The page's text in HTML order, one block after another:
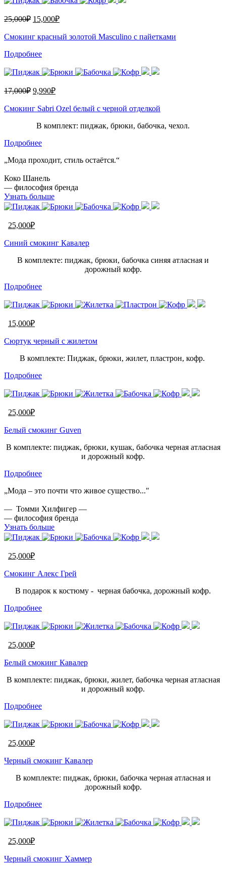
25,000₽ 15,000₽
Смокинг красный золотой Masculino с пайетками
Подробнее
17,000₽ 9,990₽
Смокинг Sabri Ozel белый с черной отделкой
В комплект: пиджак, брюки, бабочка, чехол.
Подробнее
„Мода проходит, стиль остаётся.“
Коко Шанель
— философия бренда
Узнать больше
25,000₽
Синий смокинг Кавалер
В комплекте: пиджак, брюки, бабочка синяя атласная и
дорожный кофр.
Подробнее
15,000₽
Сюртук черный с жилетом
В комплекте: Пиджак, брюки, жилет, пластрон, кофр.
Подробнее
25,000₽
Белый смокинг Guven
В комплекте: пиджак, брюки, кушак, бабочка черная атласная
и дорожный кофр.
Подробнее
„Мода – это почти что живое существо..."
— Томми Хилфигер —
— философия бренда
Узнать больше
25,000₽
Смокинг Алекс Грей
В подарок к костюму - черная бабочка, дорожный кофр.
Подробнее
25,000₽
Белый смокинг Кавалер
В комплекте: пиджак, брюки, жилет, бабочка черная атласная
и дорожный кофр.
Подробнее
25,000₽
Черный смокинг Кавалер
В комплекте: пиджак, брюки, бабочка черная атласная и
дорожный кофр.
Подробнее
25,000₽
Черный смокинг Хаммер